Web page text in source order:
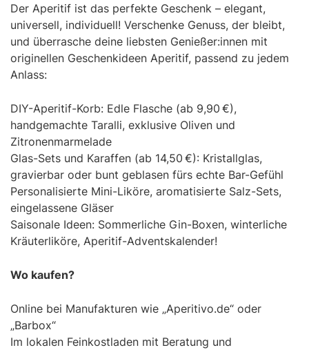
Der Aperitif ist das perfekte Geschenk – elegant,
universell, individuell! Verschenke Genuss, der bleibt,
und überrasche deine liebsten Genießer:innen mit
originellen Geschenkideen Aperitif, passend zu jedem
Anlass:
DIY-Aperitif-Korb: Edle Flasche (ab 9,90 €),
handgemachte Taralli, exklusive Oliven und
Zitronenmarmelade
Glas-Sets und Karaffen (ab 14,50 €): Kristallglas,
gravierbar oder bunt geblasen fürs echte Bar-Gefühl
Personalisierte Mini-Liköre, aromatisierte Salz-Sets,
eingelassene Gläser
Saisonale Ideen: Sommerliche Gin-Boxen, winterliche
Kräuterliköre, Aperitif-Adventskalender!
Wo kaufen?
Online bei Manufakturen wie „Aperitivo.de“ oder
„Barbox“
Im lokalen Feinkostladen mit Beratung und